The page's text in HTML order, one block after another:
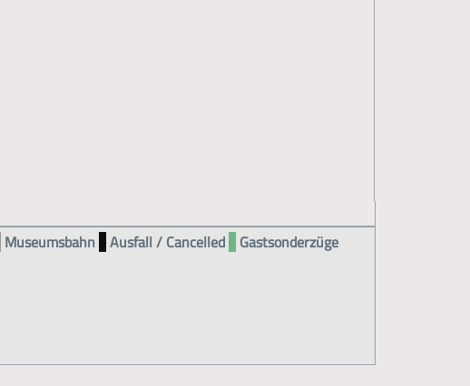
Museumsbahn Ausfall / Cancelled Gastsonderzüge